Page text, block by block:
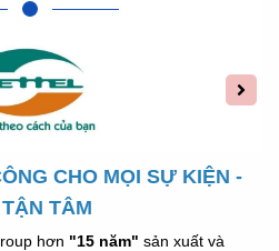
CHO MỌI SỰ KIỆN -
TÂM
hơn "15 năm" sản xuất và